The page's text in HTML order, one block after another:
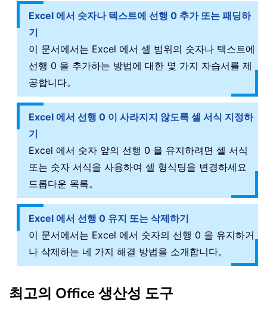
Excel 에서 숫자나 텍스트에 선행 0 추가 또는 패딩하
기
이 문서에서는 Excel 에서 셀 범위의 숫자나 텍스트에
선행 0 을 추가하는 방법에 대한 몇 가지 자습서를 제
공합니다。
Excel 에서 선행 0 이 사라지지 않도록 셀 서식 지정하
기
Excel 에서 숫자 앞의 선행 0 을 유지하려면 셀 서식
또는 숫자 서식을 사용하여 셀 형식팅을 변경하세요
드롭다운 목록。
Excel 에서 선행 0 유지 또는 삭제하기
이 문서에서는 Excel 에서 숫자의 선행 0 을 유지하거
나 삭제하는 네 가지 해결 방법을 소개합니다。
최고의 Office 생산성 도구